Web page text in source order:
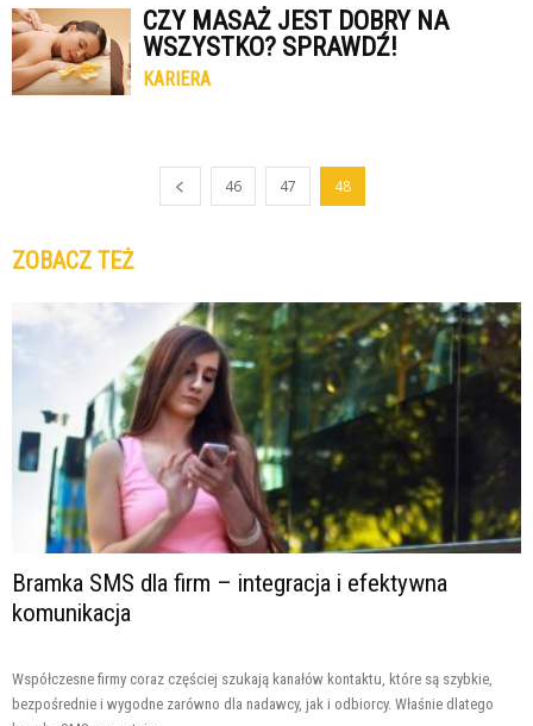
CZY MASAŻ JEST DOBRY NA
WSZYSTKO? SPRAWDŹ!
KARIERA
46 47 48
ZOBACZ TEŻ
Bramka SMS dla firm – integracja i efektywna
komunikacja
Współczesne firmy coraz częściej szukają kanałów kontaktu, które są szybkie,
bezpośrednie i wygodne zarówno dla nadawcy, jak i odbiorcy. Właśnie dlatego